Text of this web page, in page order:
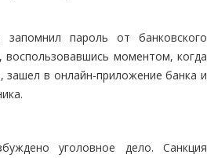
пароль от банковского
моментом, когда
в онлайн-приложение банка и
уголовное дело. Санкция